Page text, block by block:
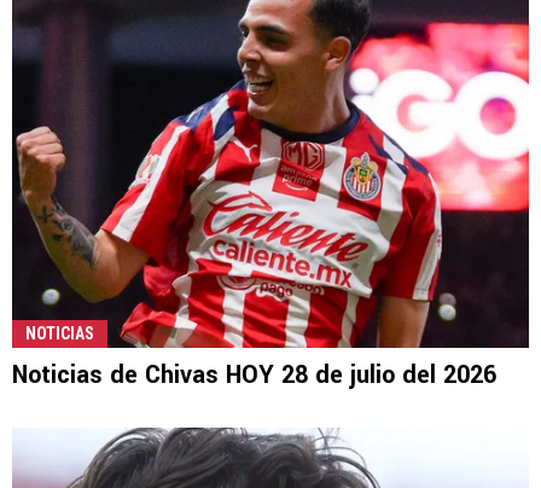
NOTICIAS
Noticias de Chivas HOY 28 de julio del 2026